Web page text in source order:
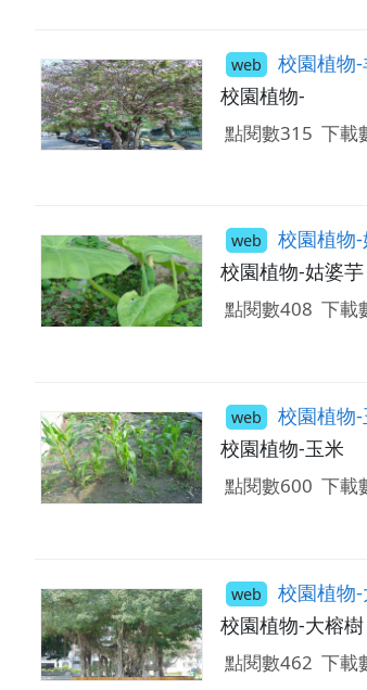
web 校園植物-
校園植物-
點閱數315 下載
web 校園植物
校園植物-姑婆芋
點閱數408 下載
web 校園植物
校園植物-玉米
點閱數600 下載
web 校園植物
校園植物-大榕樹
點閱數462 下載